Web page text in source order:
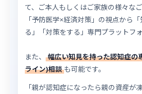
て、ご本人もしくはご家族の様々な
「予防医学×経済対策」の視点から
る」「対策をする」専門プラットフォ
また、
幅広い知見を持った認知症の
ライン)相談も可能です。
「親が認知症になったら親の資産が